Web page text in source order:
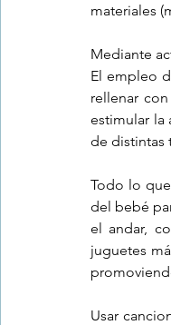
materiales
Mediante
El empleo
rellenar
estimular la
de distintas
Todo lo
del bebé
el andar,
juguetes
Usar